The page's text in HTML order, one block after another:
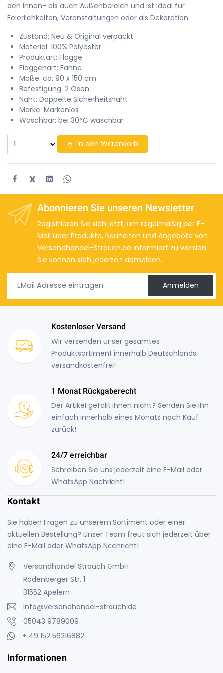
den Innen- als auch Außenbereich und ist ideal für
Feierlichkeiten, Veranstaltungen oder als Dekoration.
Zustand: Neu & Original verpackt
Material: 100% Polyester
Produktart: Flagge
Flaggenart: Fahne
Maße: ca. 90 x 150 cm
Befestigung: 2 Ösen
Naht: Doppelte Sicherheitsnaht
Marke: Markenlos
Waschbar: bei 30°C waschbar
In den Warenkorb
X
Abonnieren Sie unseren Newsletter
Registrieren Sie sich jetzt, um regelmäßig per E-
Mail über Produkte, Neuheiten und Angebote von
Versandhandel-Strauch.de informiert zu werden.
Sie können sich jederzeit abmelden.
Anmelden
Kostenloser Versand
Wir versenden unser gesamtes
Produktsortiment innerhalb Deutschlands
versandkostenfrei!
1 Monat Rückgaberecht
Der Artikel gefällt ihnen nicht? Senden Sie ihn
einfach innerhalb eines Monats nach Kauf
zurück!
24/7 erreichbar
Schreiben Sie uns jederzeit eine E-Mail oder
WhatsApp Nachricht!
Kontakt
Sie haben Fragen zu unserem Sortiment oder einer
aktuellen Bestellung? Unser Team freut sich jederzeit über
eine E-Mail oder WhatsApp Nachricht!
Versandhandel Strauch GmbH
Rodenberger Str. 1
31552 Apelern
info@versandhandel-strauch.de
05043 9789009
+ 49 152 56216882
Informationen